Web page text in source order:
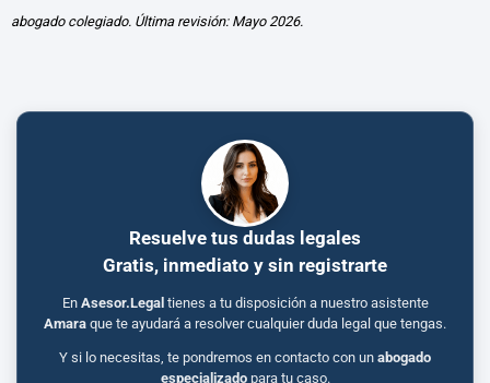
abogado colegiado. Última revisión: Mayo 2026.
Resuelve tus dudas legales
Gratis, inmediato y sin registrarte
En Asesor.Legal tienes a tu disposición a nuestro asistente
Amara que te ayudará a resolver cualquier duda legal que tengas.
Y si lo necesitas, te pondremos en contacto con un abogado
especializadopara tu caso.